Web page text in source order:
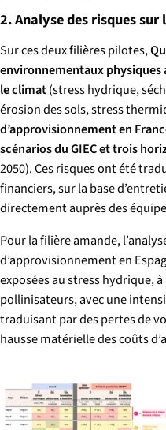
2. Analyse des risques
Sur ces deux filières pilotes,
environnementaux
le climat(stress hydrique,
érosion des sols, stress
d’approvisionnement en
scénarios du GIEC et trois
2050). Ces risques ont été
financiers, sur la base
directement auprès des
Pour la filière amande,
d’approvisionnement en
exposées au stress hydrique,
pollinisateurs, avec une
traduisant par des pertes de
hausse matérielle des coûts